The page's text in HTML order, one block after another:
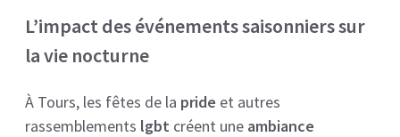
L’impact des événements saisonniers sur
la vie nocturne
À Tours, les fêtes de la pride et autres
rassemblements lgbt créent une ambiance